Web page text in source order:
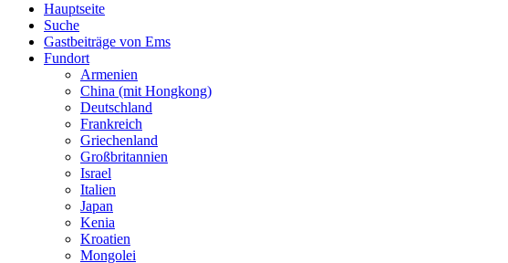
Hauptseite
Suche
Gastbeiträge von Ems
Fundort
Armenien
China (mit Hongkong)
Deutschland
Frankreich
Griechenland
Großbritannien
Israel
Italien
Japan
Kenia
Kroatien
Mongolei